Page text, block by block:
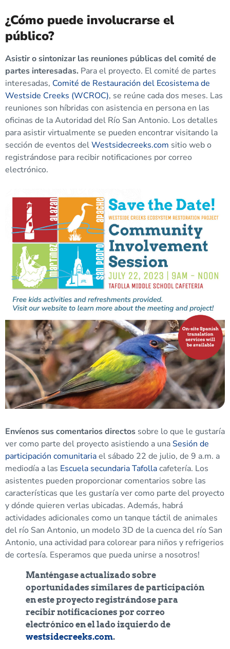
¿Cómo puede involucrarse el
público?
Asistir o sintonizar las reuniones públicas del comité de
partes interesadas. Para el proyecto. El comité de partes
interesadas, Comité de Restauración del Ecosistema de
Westside Creeks (WCROC), se reúne cada dos meses. Las
reuniones son híbridas con asistencia en persona en las
oficinas de la Autoridad del Río San Antonio. Los detalles
para asistir virtualmente se pueden encontrar visitando la
sección de eventos delWestsidecreeks.com sitio web o
registrándose para recibir notificaciones por correo
electrónico.
Envíenos sus comentarios directos sobre lo que le gustaría
ver como parte del proyecto asistiendo a una Sesión de
participación comunitariael sábado 22 de julio, de 9 a.m. a
mediodía a las Escuela secundaria Tafollacafetería. Los
asistentes pueden proporcionar comentarios sobre las
características que les gustaría ver como parte del proyecto
y dónde quieren verlas ubicadas. Además, habrá
actividades adicionales como un tanque táctil de animales
del río San Antonio, un modelo 3D de la cuenca del río San
Antonio, una actividad para colorear para niños y refrigerios
de cortesía. Esperamos que pueda unirse a nosotros!
Manténgase actualizado sobre
oportunidades similares de participación
en este proyecto registrándose para
recibir notificaciones por correo
electrónico en el lado izquierdo de
westsidecreeks.com.